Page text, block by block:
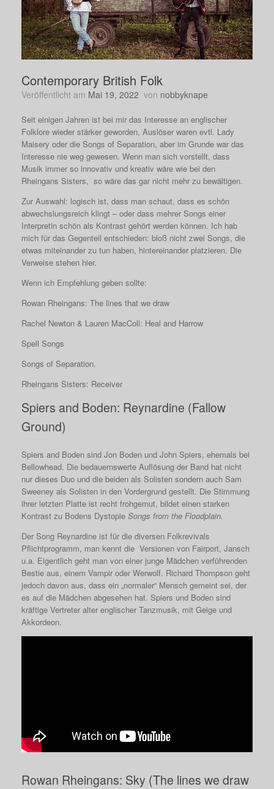
Contemporary British Folk
Veröffentlicht am Mai 19, 2022 von nobbyknape
Seit einigen Jahren ist bei mir das Interesse an englischer
Folklore wieder stärker geworden, Auslöser waren evtl. Lady
Maisery oder die Songs of Separation, aber im Grunde war das
Interesse nie weg gewesen. Wenn man sich vorstellt, dass
Musik immer so innovativ und kreativ wäre wie bei den
Rheingans Sisters, so wäre das gar nicht mehr zu bewältigen.
Zur Auswahl: logisch ist, dass man schaut, dass es schön
abwechslungsreich klingt – oder dass mehrer Songs einer
Interpretin schön als Kontrast gehört werden können. Ich hab
mich für das Gegenteil entschieden: bloß nicht zwei Songs, die
etwas miteinander zu tun haben, hintereinander platzieren. Die
Verweise stehen hier.
Wenn ich Empfehlung geben sollte:
Rowan Rheingans: The lines that we draw
Rachel Newton & Lauren MacColl: Heal and Harrow
Spell Songs
Songs of Separation.
Rheingans Sisters: Receiver
Spiers and Boden: Reynardine (Fallow
Ground)
Spiers and Boden sind Jon Boden und John Spiers, ehemals bei
Bellowhead. Die bedauernswerte Auflösung der Band hat nicht
nur dieses Duo und die beiden als Solisten sondern auch Sam
Sweeney als Solisten in den Vordergrund gestellt. Die Stimmung
ihrer letzten Platte ist recht frohgemut, bildet einen starken
Kontrast zu Bodens Dystopie Songs from the Floodplain.
Der Song Reynardine ist für die diversen Folkrevivals
Pflichtprogramm, man kennt die Versionen von Fairport, Jansch
u.a. Eigentlich geht man von einer junge Mädchen verführenden
Bestie aus, einem Vampir oder Werwolf. Richard Thompson geht
jedoch davon aus, dass ein „normaler“ Mensch gemeint sei, der
es auf die Mädchen abgesehen hat. Spiers und Boden sind
kräftige Vertreter alter englischer Tanzmusik, mit Geige und
Akkordeon.
Rowan Rheingans: Sky (The lines we draw